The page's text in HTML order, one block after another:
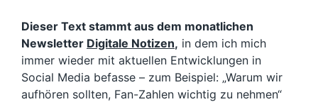
Dieser Text stammt aus dem monatlichen
Newsletter Digitale Notizen, in dem ich mich
immer wieder mit aktuellen Entwicklungen in
Social Media befasse – zum Beispiel: „Warum wir
aufhören sollten, Fan-Zahlen wichtig zu nehmen“